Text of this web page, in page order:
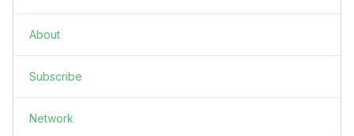
About
Subscribe
Network